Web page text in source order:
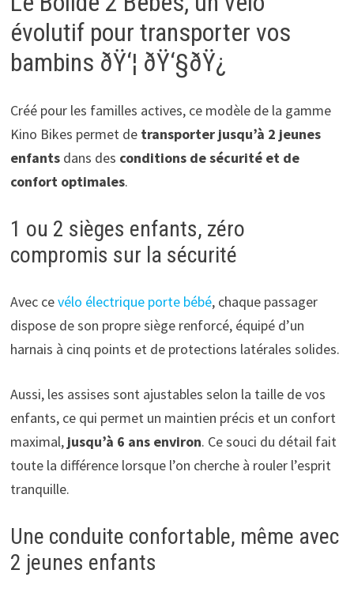
évolutif pour transporter vos
bambins ðŸ‘¦ ðŸ‘§ðŸ¿
Créé pour les familles actives, ce modèle de la gamme
Kino Bikes permet de transporter jusqu’à 2 jeunes
enfantsdans des conditions de sécurité et de
confort optimales.
1 ou 2 sièges enfants, zéro
compromis sur la sécurité
Avec cevélo électrique porte bébé, chaque passager
dispose de son propre siège renforcé, équipé d’un
harnais à cinq points et de protections latérales solides.
Aussi, les assises sont ajustables selon la taille de vos
enfants, ce qui permet un maintien précis et un confort
maximal, jusqu’à 6 ans environ. Ce souci du détail fait
toute la différence lorsque l’on cherche à rouler l’esprit
tranquille.
Une conduite confortable, même avec
2 jeunes enfants